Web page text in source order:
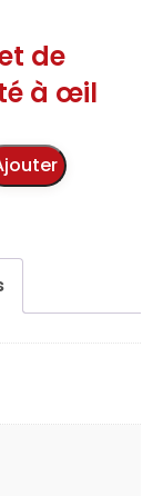
de
à œil